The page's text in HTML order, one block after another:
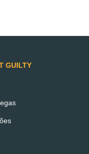
de Amêndoa
GUILTY